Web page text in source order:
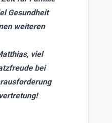
Gesundheit
weiteren
viel
bei